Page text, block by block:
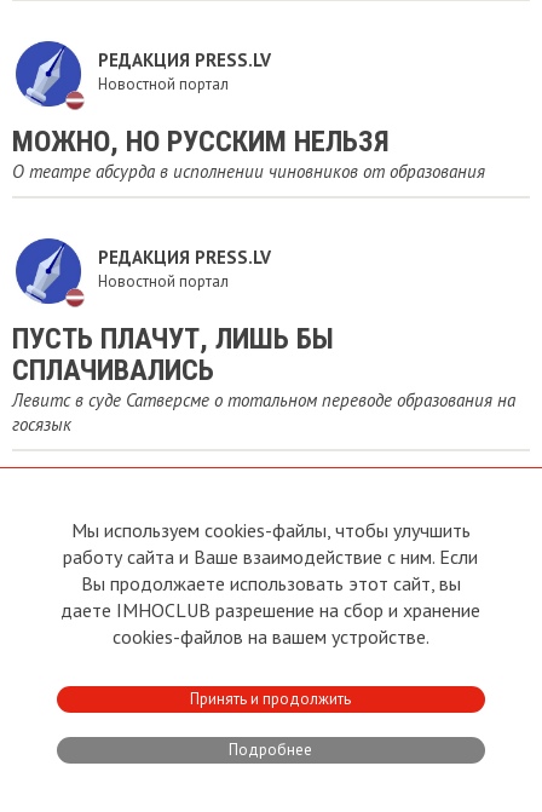
РЕДАКЦИЯ PRESS.LV
Новостной портал
МОЖНО, НО РУССКИМ НЕЛЬЗЯ
О театре абсурда в исполнении чиновников от образования
РЕДАКЦИЯ PRESS.LV
Новостной портал
ПУСТЬ ПЛАЧУТ, ЛИШЬ БЫ
СПЛАЧИВАЛИСЬ
Левитс в суде Сатверсме о тотальном переводе образования на
госязык
Новостной портал
НЕ МОЖЕМ МЫ ИМ ПОЗВОЛИТЬ УЧИТЬ
РУССКИЙ!
В суде Сатверсме новая серия чиновничьего шоу «Все равны —
Мы используем cookies-файлы, чтобы улучшить
работу сайта и Ваше взаимодействие с ним. Если
Вы продолжаете использовать этот сайт, вы
даете IMHOCLUB разрешение на сбор и хранение
cookies-файлов на вашем устройстве.
Принять и продолжить
Подробнее